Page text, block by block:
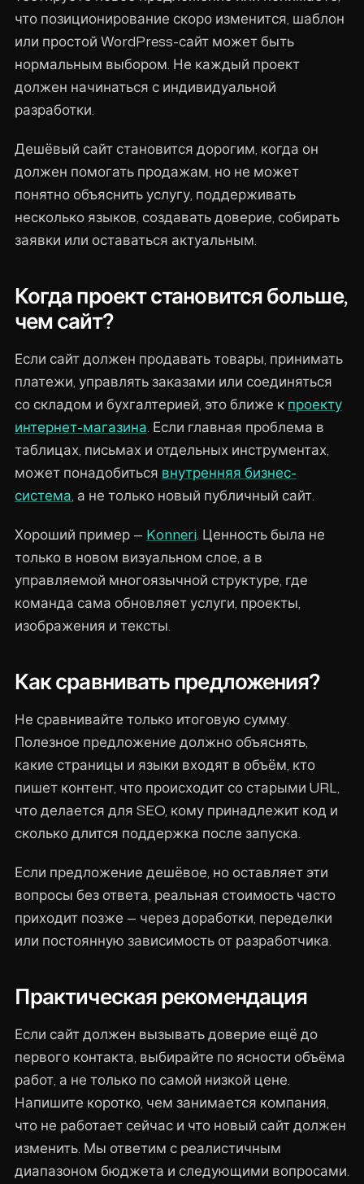
что позиционирование скоро изменится, шаблон
или простой WordPress-сайт может быть
нормальным выбором. Не каждый проект
должен начинаться с индивидуальной
разработки.
Дешёвый сайт становится дорогим, когда он
должен помогать продажам, но не может
понятно объяснить услугу, поддерживать
несколько языков, создавать доверие, собирать
заявки или оставаться актуальным.
Когда проект становится больше,
чем сайт?
Если сайт должен продавать товары, принимать
платежи, управлять заказами или соединяться
со складом и бухгалтерией, это ближе к проекту
интернет-магазина. Если главная проблема в
таблицах, письмах и отдельных инструментах,
может понадобиться внутренняя бизнес-
система, а не только новый публичный сайт.
Хороший пример — Konneri. Ценность была не
только в новом визуальном слое, а в
управляемой многоязычной структуре, где
команда сама обновляет услуги, проекты,
изображения и тексты.
Как сравнивать предложения?
Не сравнивайте только итоговую сумму.
Полезное предложение должно объяснять,
какие страницы и языки входят в объём, кто
пишет контент, что происходит со старыми URL,
что делается для SEO, кому принадлежит код и
сколько длится поддержка после запуска.
Если предложение дешёвое, но оставляет эти
вопросы без ответа, реальная стоимость часто
приходит позже — через доработки, переделки
или постоянную зависимость от разработчика.
Практическая рекомендация
Если сайт должен вызывать доверие ещё до
первого контакта, выбирайте по ясности объёма
работ, а не только по самой низкой цене.
Напишите коротко, чем занимается компания,
что не работает сейчас и что новый сайт должен
изменить. Мы ответим с реалистичным
диапазоном бюджета и следующими вопросами.